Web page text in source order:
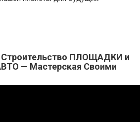
ПЛОЩАДКИ и
— Мастерская Своими